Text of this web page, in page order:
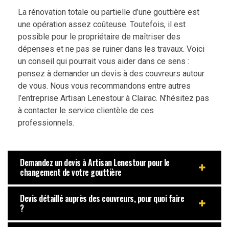
La rénovation totale ou partielle d’une gouttière est
une opération assez coûteuse. Toutefois, il est
possible pour le propriétaire de maîtriser des
dépenses et ne pas se ruiner dans les travaux. Voici
un conseil qui pourrait vous aider dans ce sens :
pensez à demander un devis à des couvreurs autour
de vous. Nous vous recommandons entre autres
l’entreprise Artisan Lenestour à Clairac. N’hésitez pas
à contacter le service clientèle de ces
professionnels.
Demandez un devis à Artisan Lenestour pour le
changement de votre gouttière
Devis détaillé auprès des couvreurs, pour quoi faire
?